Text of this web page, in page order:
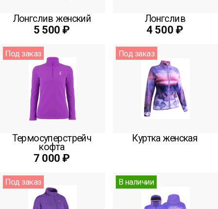
Лонгслив женский
5 500 ₽
Лонгслив
4 500 ₽
Под заказ
Термосуперстрейч
кофта
7 000 ₽
Под заказ
Куртка женская
Под заказ В наличии